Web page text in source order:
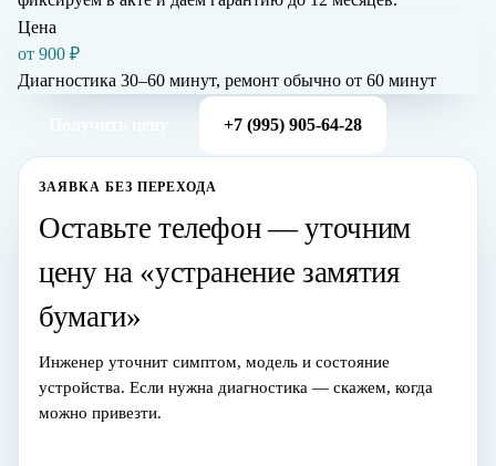
Цена
от 900 ₽
Диагностика 30–60 минут, ремонт обычно от 60 минут
+7 (995) 905-64-28
ЗАЯВКА БЕЗ ПЕРЕХОДА
Оставьте телефон — уточним
цену на «устранение замятия
бумаги»
Инженер уточнит симптом, модель и состояние
устройства. Если нужна диагностика — скажем, когда
можно привезти.